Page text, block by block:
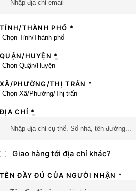
TỈNH/THÀNH PHỐ *
QUẬN/HUYỆN *
XÃ/PHƯỜNG/THỊ TRẤN *
ĐỊA CHỈ *
Giao hàng tới địa chỉ khác?
TÊN ĐẦY ĐỦ CỦA NGƯỜI NHẬN *